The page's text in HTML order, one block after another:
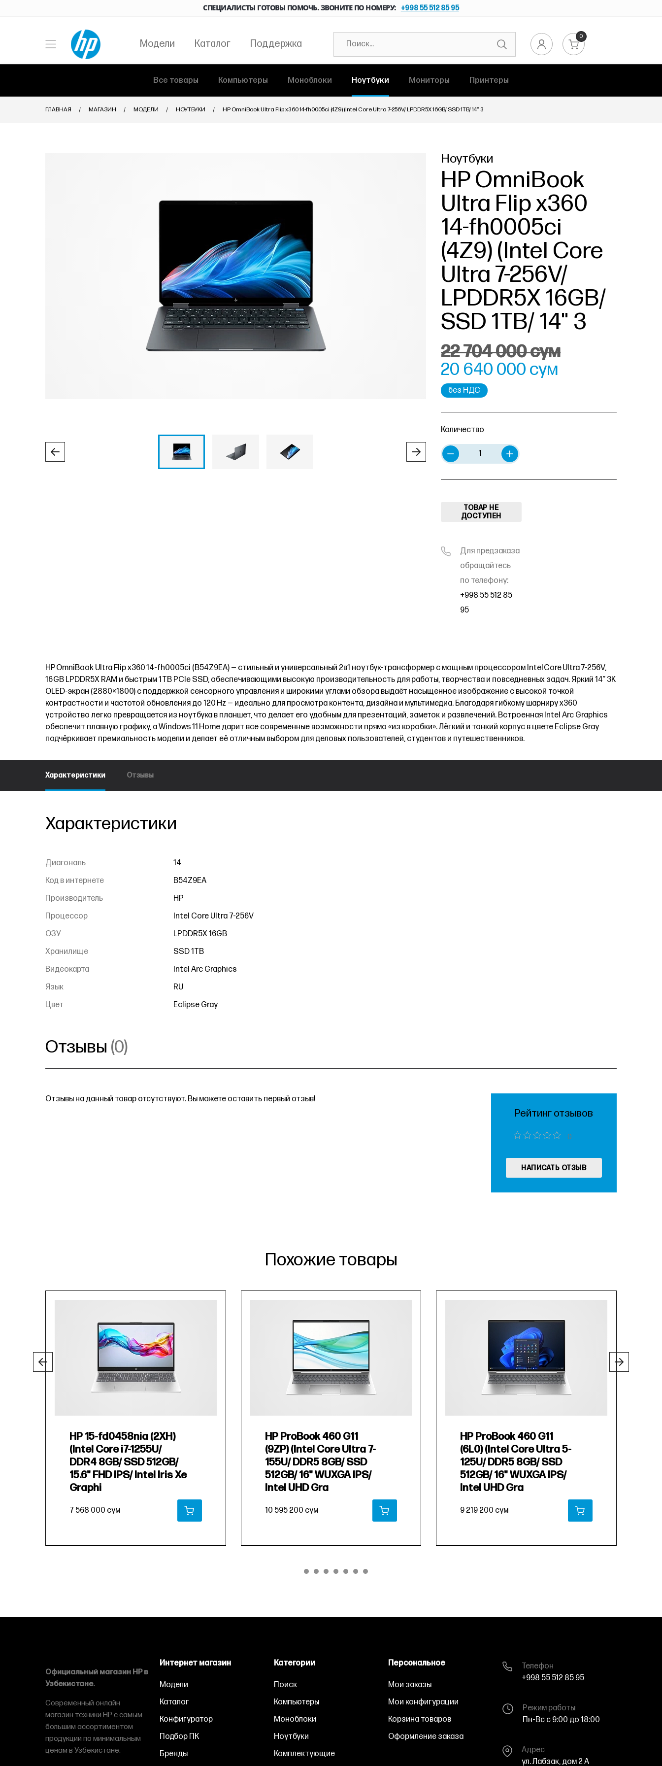
СПЕЦИАЛИСТЫ ГОТОВЫ ПОМОЧЬ. ЗВОНИТЕ ПО НОМЕРУ: +998 55 512 85 95
Модели Каталог Поддержка
0
Все товары Компьютеры Моноблоки Ноутбуки Мониторы Принтеры
ГЛАВНАЯ МАГАЗИН МОДЕЛИ НОУТБУКИ HP OmniBook Ultra Flip x360 14-fh0005ci (4Z9) (Intel Core Ultra 7-256V/ LPDDR5X 16GB/ SSD 1TB/ 14" 3
Ноутбуки
HP OmniBook
Ultra Flip x360
14-fh0005ci
(4Z9) (Intel Core
Ultra 7-256V/
LPDDR5X 16GB/
SSD 1TB/ 14" 3
22 704 000 сум
20 640 000 сум
без НДС
Количество
ТОВАР НЕ
ДОСТУПЕН
Для предзаказа
обращайтесь
по телефону:
+998 55 512 85
95
HP OmniBook Ultra Flip x360 14-fh0005ci (B54Z9EA) — стильный и универсальный 2в1 ноутбук-трансформер с мощным процессором Intel Core Ultra 7-256V,
16 GB LPDDR5X RAM и быстрым 1 TB PCIe SSD, обеспечивающими высокую производительность для работы, творчества и повседневных задач. Яркий 14″ 3K
OLED‑экран (2880×1800) с поддержкой сенсорного управления и широкими углами обзора выдаёт насыщенное изображение с высокой точкой
контрастности и частотой обновления до 120 Hz — идеально для просмотра контента, дизайна и мультимедиа. Благодаря гибкому шарниру x360
устройство легко превращается из ноутбука в планшет, что делает его удобным для презентаций, заметок и развлечений. Встроенная Intel Arc Graphics
обеспечит плавную графику, а Windows 11 Home дарит все современные возможности прямо «из коробки». Лёгкий и тонкий корпус в цвете Eclipse Gray
подчёркивает премиальность модели и делает её отличным выбором для деловых пользователей, студентов и путешественников.
Характеристики Отзывы
Характеристики
Диагональ
14
Код в интернете
B54Z9EA
Производитель
HP
Процессор
Intel Core Ultra 7-256V
ОЗУ
LPDDR5X 16GB
Хранилище
SSD 1TB
Видеокарта
Intel Arc Graphics
Язык
RU
Цвет
Eclipse Gray
Отзывы (0)
Отзывы на данный товар отсутствуют. Вы можете оставить первый отзыв!
Рейтинг отзывов
0
НАПИСАТЬ ОТЗЫВ
Похожие товары
HP 15-fd0458nia (2XH)
(Intel Core i7-1255U/
DDR4 8GB/ SSD 512GB/
15.6" FHD IPS/ Intel Iris Xe
Graphi
7 568 000 сум
HP ProBook 460 G11
(9ZP) (Intel Core Ultra 7-
155U/ DDR5 8GB/ SSD
512GB/ 16" WUXGA IPS/
Intel UHD Gra
10 595 200 сум
HP ProBook 460 G11
(6L0) (Intel Core Ultra 5-
125U/ DDR5 8GB/ SSD
512GB/ 16" WUXGA IPS/
Intel UHD Gra
9 219 200 сум
Официальный магазин HP в
Узбекистане.
Современный онлайн
магазин техники HP с самым
большим ассортиментом
продукции по минимальным
ценам в Узбекистане.
Интернет магазин
Модели
Каталог
Конфигуратор
Подбор ПК
Бренды
Категории
Поиск
Компьютеры
Моноблоки
Ноутбуки
Комплектующие
Персональное
Мои заказы
Мои конфигурации
Корзина товаров
Оформление заказа
Телефон
+998 55 512 85 95
Режим работы
Пн-Вс с 9:00 до 18:00
Адрес
ул. Лабзак, дом 2 A